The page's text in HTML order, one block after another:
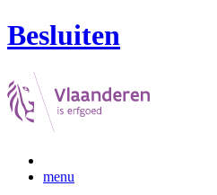
Besluiten
menu